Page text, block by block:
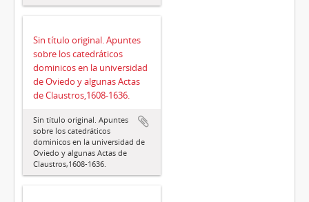
Sin título original. Apuntes
sobre los catedráticos
dominicos en la universidad
de Oviedo y algunas Actas
de Claustros,1608-1636.
Sin título original. Apuntes
sobre los catedráticos
dominicos en la universidad de
Oviedo y algunas Actas de
Claustros,1608-1636.